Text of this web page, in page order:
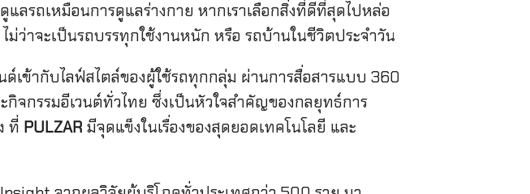
ลรถเหมือนการดูแลร่างกาย หากเราเลือกสิ่งที่ดีที่สุดไปหล่อ
ว่าจะเป็นรถบรรทุกใช้งานหนัก หรือ รถบ้านในชีวิตประจำวัน
เข้ากับไลฟ์สไตล์ของผู้ใช้รถทุกกลุ่ม ผ่านการสื่อสารแบบ 360
จกรรมอีเวนต์ทั่วไทย ซึ่งเป็นหัวใจสำคัญของกลยุทธ์การ
ที่ PULZAR มีจุดแข็งในเรื่องของสุดยอดเทคโนโลยี และ